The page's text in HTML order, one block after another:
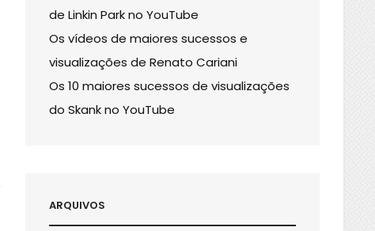
de Linkin Park no YouTube
Os vídeos de maiores sucessos e
visualizações de Renato Cariani
Os 10 maiores sucessos de visualizações
do Skank no YouTube
ARQUIVOS